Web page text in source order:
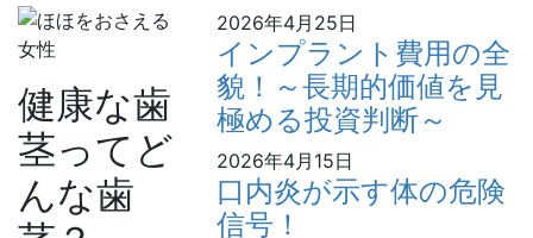
健康な歯
茎ってど
んな歯
2026年4月25日
インプラント費用の全
貌！～長期的価値を見
極める投資判断～
2026年4月15日
口内炎が示す体の危険
信号！